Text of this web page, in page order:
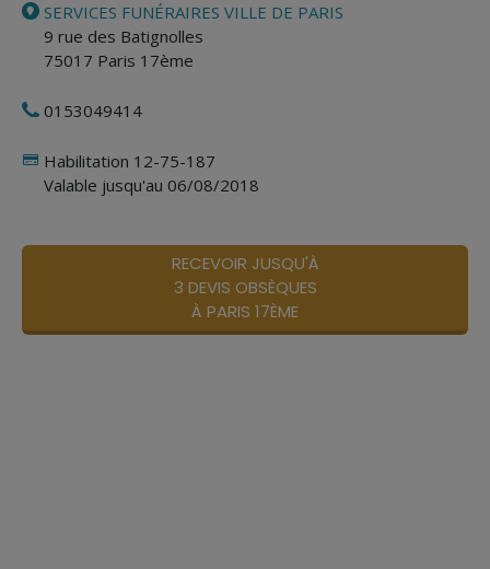
SERVICES FUNÉRAIRES VILLE DE PARIS
9 rue des Batignolles
75017 Paris 17ème
0153049414
Habilitation 12-75-187
Valable jusqu'au 06/08/2018
RECEVOIR JUSQU'À
3 DEVIS OBSÈQUES
À PARIS 17ÈME